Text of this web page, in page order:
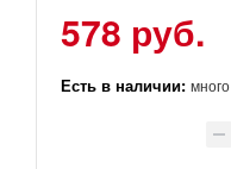
578 руб.
Есть в наличии: много